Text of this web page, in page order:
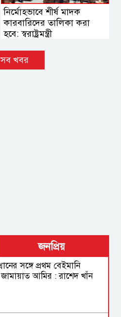
নির্মোহভাবে শীর্ষ মাদক
কারবারিদের তালিকা করা
হবে: স্বরাষ্ট্রমন্ত্রী
খবর
জনপ্রিয়
সঙ্গে প্রথম বেইমানি
আমির : রাশেদ খাঁন